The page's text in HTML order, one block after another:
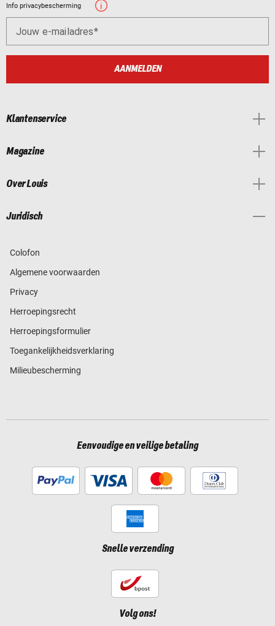
Info privacybescherming
Jouw e-mailadres
AANMELDEN
Klantenservice
Magazine
Over Louis
Juridisch
Colofon
Algemene voorwaarden
Privacy
Herroepingsrecht
Herroepingsformulier
Toegankelijkheidsverklaring
Milieubescherming
Eenvoudige en veilige betaling
Snelle verzending
Volg ons!